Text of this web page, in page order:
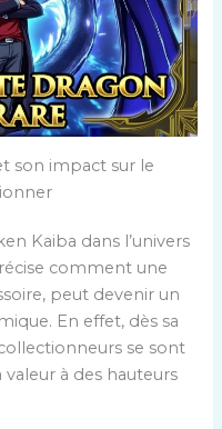
son impact sur le
Kaiba dans l’univers
comment une
peut devenir un
En effet, dès sa
se sont
à des hauteurs